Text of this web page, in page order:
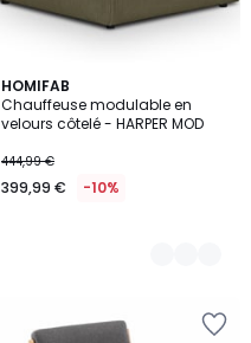
HOMIFAB
Chauffeuse modulable en
velours côtelé - HARPER MOD
444,99 €
399,99 € -10%
2
Couleurs